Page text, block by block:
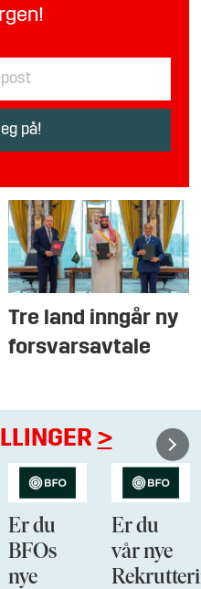
Tre land inngår ny
forsvarsavtale
>
Er du
BFOs
nye
Er du
vår nye